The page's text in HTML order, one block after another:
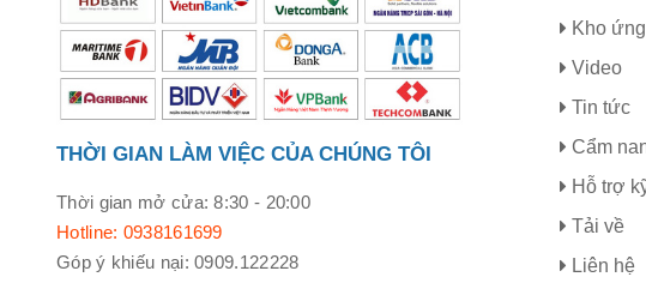
THỜI GIAN LÀM VIỆC CỦA CHÚNG TÔI
Thời gian mở cửa: 8:30 - 20:00
Hotline: 0938161699
Góp ý khiếu nại: 0909.122228
Kho
Video
Tin tức
Cẩm
Hỗ trợ
Tải về
Liên hệ